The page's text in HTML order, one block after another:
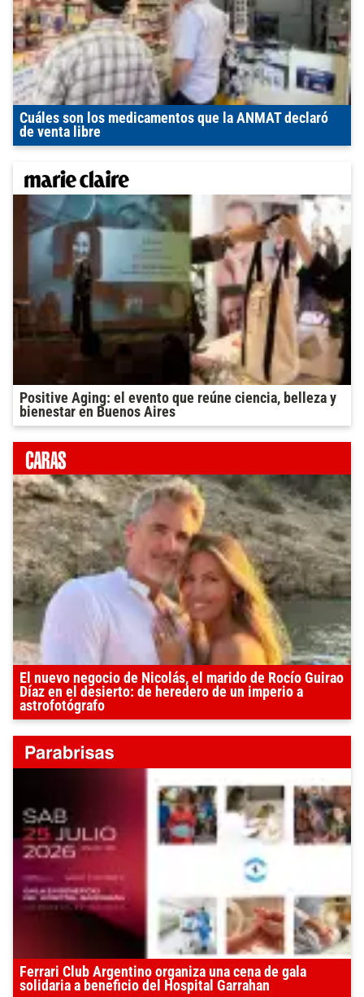
Cuáles son los medicamentos que la ANMAT declaró
de venta libre
Positive Aging: el evento que reúne ciencia, belleza y
bienestar en Buenos Aires
El nuevo negocio de Nicolás, el marido de Rocío Guirao
Díaz en el desierto: de heredero de un imperio a
astrofotógrafo
Ferrari Club Argentino organiza una cena de gala
solidaria a beneficio del Hospital Garrahan